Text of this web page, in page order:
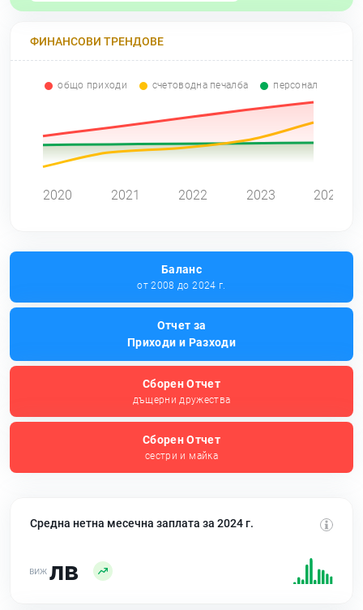
ФИНАНСОВИ ТРЕНДОВЕ
общо приходи счетоводна печалба персонал
2020 2021 2022 2023 2024
Баланс
от 2008 до 2024 г.
Отчет за
Приходи и Разходи
Сборен Отчет
дъщерни дружества
Сборен Отчет
сестри и майка
Средна нетна месечна заплата за 2024 г.
лв